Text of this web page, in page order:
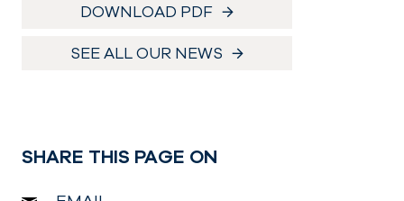
DOWNLOAD PDF
SEE ALL OUR NEWS
SHARE THIS PAGE ON